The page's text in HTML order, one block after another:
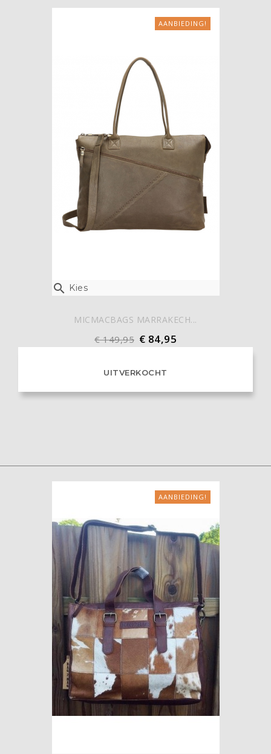
 Kies
AANBIEDING!
MICMACBAGS MARRAKECH...
€ 149,95 € 84,95
UITVERKOCHT
AANBIEDING!